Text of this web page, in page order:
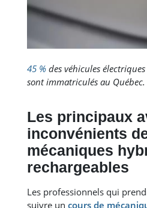
45 % des véhicules
sont immatriculés au Québec.
Les principaux
inconvénients
mécaniques
rechargeables
Les professionnels qui
suivre un cours de